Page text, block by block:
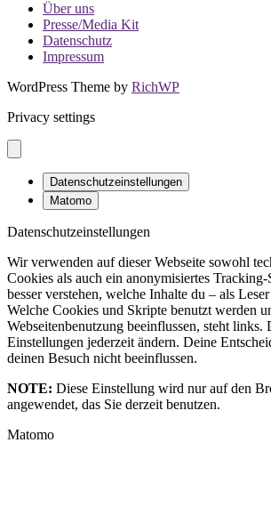
Über uns
Presse/Media Kit
Datenschutz
Impressum
WordPress Theme by RichWP
Privacy settings
Datenschutzeinstellungen
Matomo
Datenschutzeinstellungen
Wir verwenden auf dieser Webseite sowohl
Cookies als auch ein anonymisiertes
besser verstehen, welche Inhalte du – als
Welche Cookies und Skripte benutzt werden
Webseitenbenutzung beeinflussen, steht links.
Einstellungen jederzeit ändern. Deine
deinen Besuch nicht beeinflussen.
NOTE: Diese Einstellung wird nur auf den
angewendet, das Sie derzeit benutzen.
Matomo